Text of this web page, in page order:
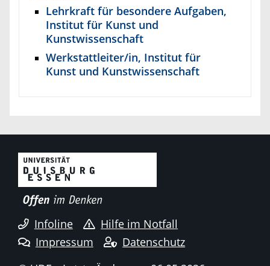
Lehrkraft für besondere Aufgaben,
Institut für Kunst und
Kunstwissenschaft
Werkstattleiter/in, Institut für
Kunst und Kunstwissenschaft
Infoline
Hilfe im Notfall
Impressum
Datenschutz